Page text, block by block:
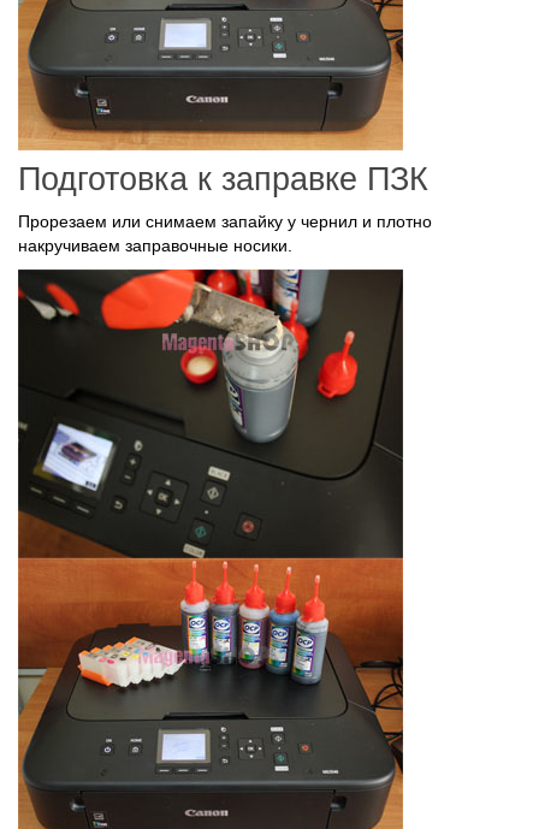
Подготовка к заправке ПЗК
Прорезаем или снимаем запайку у чернил и плотно
накручиваем заправочные носики.